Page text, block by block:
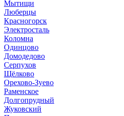
Мытищи
Люберцы
Красногорск
Электросталь
Коломна
Одинцово
Домодедово
Серпухов
Щёлково
Орехово-Зуево
Раменское
Долгопрудный
Жуковский